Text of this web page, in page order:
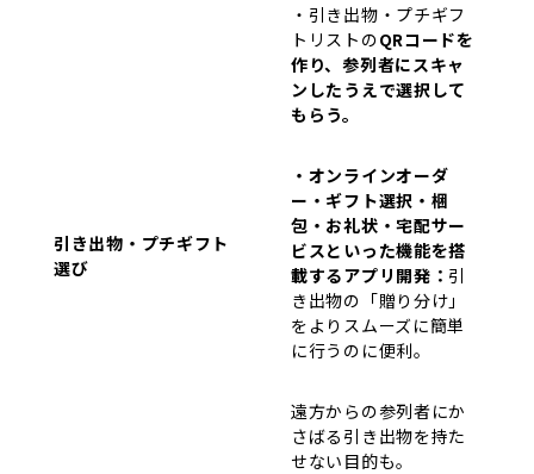
引き出物・プチギフト
選び
・引き出物・プチギフ
トリストのQRコードを
作り、参列者にスキャ
ンしたうえで選択して
もらう。
・オンラインオーダ
ー・ギフト選択・梱
包・お礼状・宅配サー
ビスといった機能を搭
載するアプリ開発： 引
き出物の「贈り分け」
をよりスムーズに簡単
に行うのに便利。
遠方からの参列者にか
さばる引き出物を持た
せない目的も。